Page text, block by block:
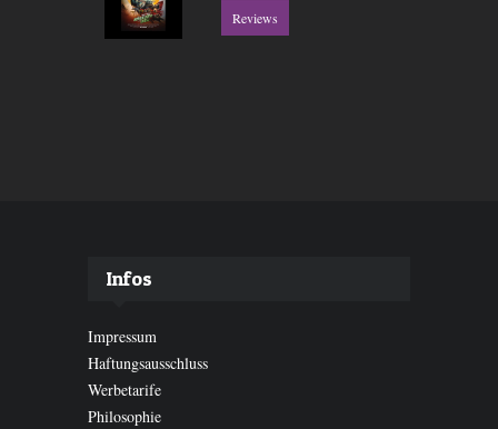
Reviews
Infos
Impressum
Haftungsausschluss
Werbetarife
Philosophie